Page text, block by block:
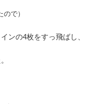
で）
ンの4枚をすっ飛ばし、